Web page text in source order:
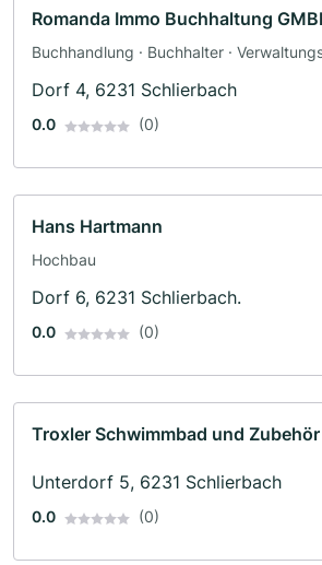
Romanda Immo Buchhaltung
Buchhandlung · Buchhalter ·
Dorf 4, 6231 Schlierbach
0.0 (0)
Hans Hartmann
Hochbau
Dorf 6, 6231 Schlierbach.
0.0 (0)
Troxler Schwimmbad und Zubehör
Unterdorf 5, 6231 Schlierbach
0.0 (0)